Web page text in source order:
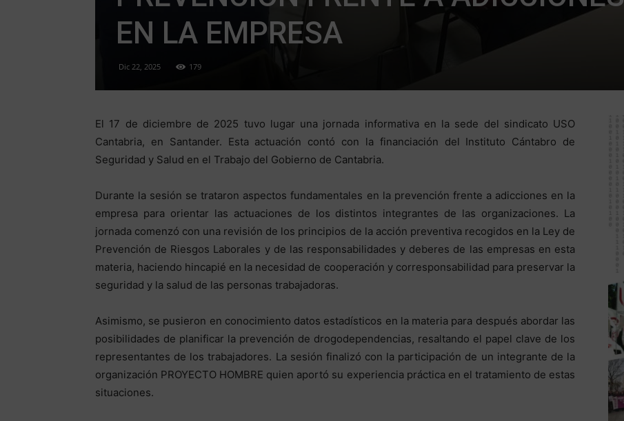
EN LA EMPRESA
Dic 22, 2025 179
El 17 de diciembre de 2025 tuvo lugar una jornada informativa en la sede del sindicato USO
Cantabria, en Santander. Esta actuación contó con la financiación del Instituto Cántabro de
Seguridad y Salud en el Trabajo del Gobierno de Cantabria.
Durante la sesión se trataron aspectos fundamentales en la prevención frente a adicciones en la
empresa para orientar las actuaciones de los distintos integrantes de las organizaciones. La
jornada comenzó con una revisión de los principios de la acción preventiva recogidos en la Ley de
Prevención de Riesgos Laborales y de las responsabilidades y deberes de las empresas en esta
materia, haciendo hincapié en la necesidad de cooperación y corresponsabilidad para preservar la
seguridad y la salud de las personas trabajadoras.
Asimismo, se pusieron en conocimiento datos estadísticos en la materia para después abordar las
posibilidades de planificar la prevención de drogodependencias, resaltando el papel clave de los
representantes de los trabajadores. La sesión finalizó con la participación de un integrante de la
organización PROYECTO HOMBRE quien aportó su experiencia práctica en el tratamiento de estas
situaciones.